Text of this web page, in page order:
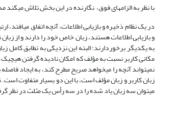
با نظر به الزامهای فوق، نگارنده در این بخش تلاش می­کند
در یک نظام ذخیره و بازیابی اطلاعات، آنچه اتفاق می­افتد،
و بازیابی اطلاعات هستند، زبان خاص خود را دارند و از
به یکدیگر برخوردارند؛ البته این نزدیکی به تطابق کامل
مکانی کاربر نسبت به مؤلف که امکان نادیده گرفتن هیچ­یک
نمی­تواند آنچه را می­خواهد صریح مطرح کند، به ایجاد
زبان کاربر و زبان مؤلف است، با این دو بسیار متفاوت است.
می­توان سه زبان یاد شده را در سه رأس یک مثلث در نظر